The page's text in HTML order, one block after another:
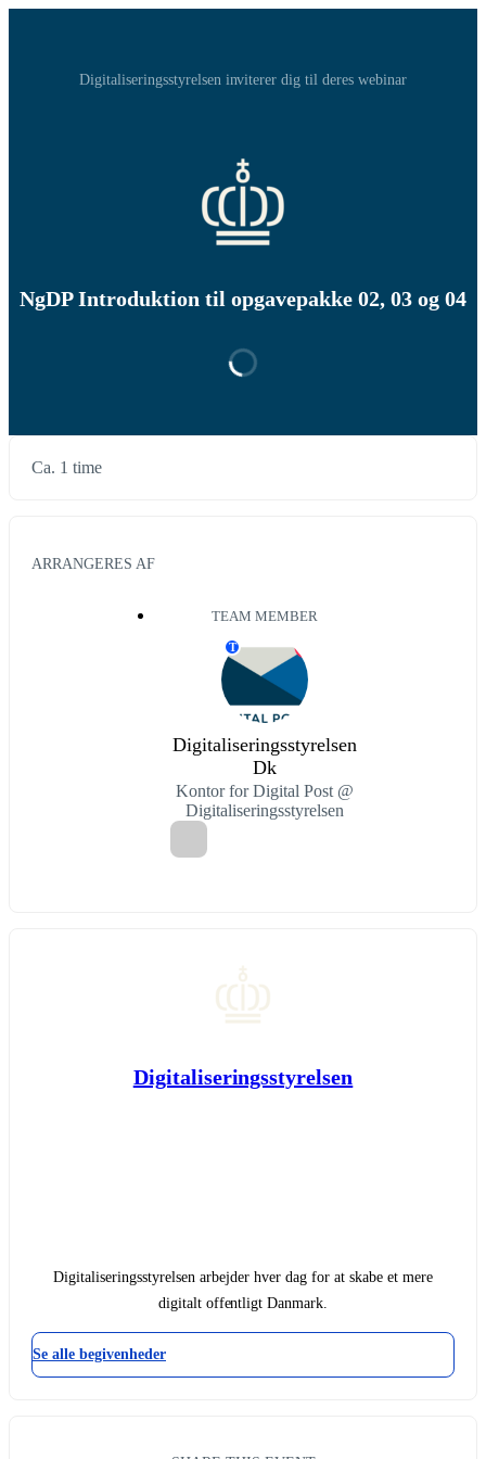
Digitaliseringsstyrelsen inviterer dig til deres webinar
NgDP Introduktion til opgavepakke 02, 03 og 04
Ca. 1 time
ARRANGERES AF
TEAM MEMBER
T
Digitaliseringsstyrelsen
Dk
Kontor for Digital Post @
Digitaliseringsstyrelsen
Digitaliseringsstyrelsen
Digitaliseringsstyrelsen arbejder hver dag for at skabe et mere
digitalt offentligt Danmark.
Se alle begivenheder